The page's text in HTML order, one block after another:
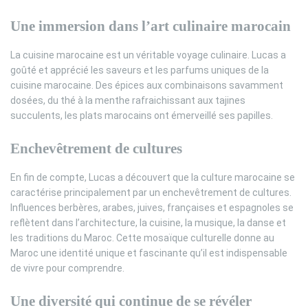
Une immersion dans l’art culinaire marocain
La cuisine marocaine est un véritable voyage culinaire. Lucas a
goûté et apprécié les saveurs et les parfums uniques de la
cuisine marocaine. Des épices aux combinaisons savamment
dosées, du thé à la menthe rafraichissant aux tajines
succulents, les plats marocains ont émerveillé ses papilles.
Enchevêtrement de cultures
En fin de compte, Lucas a découvert que la culture marocaine se
caractérise principalement par un enchevêtrement de cultures.
Influences berbères, arabes, juives, françaises et espagnoles se
reflètent dans l’architecture, la cuisine, la musique, la danse et
les traditions du Maroc. Cette mosaïque culturelle donne au
Maroc une identité unique et fascinante qu’il est indispensable
de vivre pour comprendre.
Une diversité qui continue de se révéler